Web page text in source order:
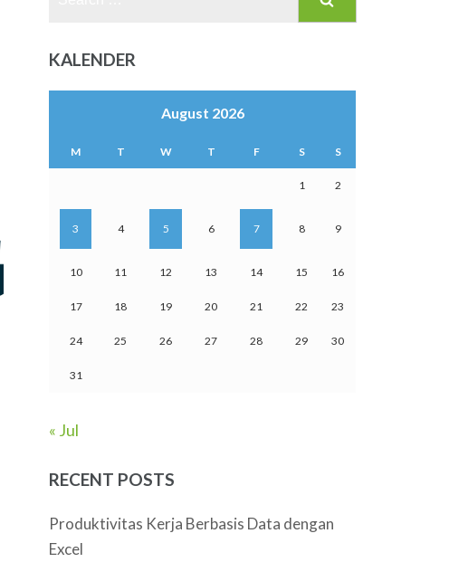
KALENDER
August 2026
M T W T F S S
1 2
3 4 5 6 7 8 9
10 11 12 13 14 15 16
17 18 19 20 21 22 23
24 25 26 27 28 29 30
31
« Jul
RECENT POSTS
Produktivitas Kerja Berbasis Data dengan
Excel